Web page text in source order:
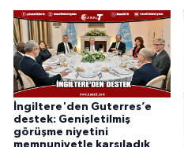
İngiltere'den Guterres’e
destek: Genişletilmiş
görüşme niyetini